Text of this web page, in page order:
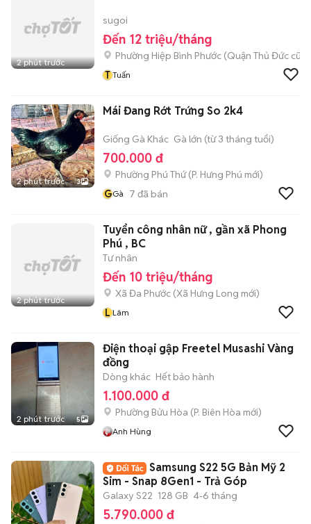
2 phút trước
sugoi
Đến 12 triệu/tháng
Phường Hiệp Bình Phước (Quận Thủ Đức cũ)
T Tuấn
2 phút trước 3
Mái Đang Rớt Trứng So 2k4
Giống Gà Khác Gà lớn (từ 3 tháng tuổi)
700.000 đ
Phường Phú Thứ(P. Hưng Phú mới)
GGà 7 đã bán
2 phút trước
Tuyển công nhân nữ , gần xã Phong
Phú , BC
Tư nhân
Đến 10 triệu/tháng
Xã Đa Phước (Xã Hưng Long mới)
L Lâm
2 phút trước 5
Điện thoại gập Freetel Musashi Vàng
đồng
Dòng khác Hết bảo hành
1.100.000 đ
Phường Bửu Hòa (P. Biên Hòa mới)
Anh Hùng
Samsung S22 5G Bản Mỹ 2
Sim - Snap 8Gen1 - Trả Góp
Galaxy S22 128 GB 4-6 tháng
5.790.000 đ